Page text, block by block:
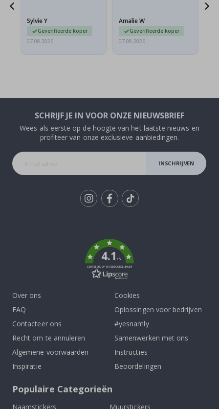
beetje…
Sylvie Y
Geverifieerde koper
07.08.2026
Amalie W
Geverifieerde koper
07.08.2026
SCHRIJF JE IN VOOR ONZE NIEUWSBRIEF
Wees als eerste op de hoogte van het laatste nieuws en
profiteer van onze exclusieve aanbiedingen.
INSCHRIJVEN
4.1/5
GEBASEERD OP 1032 BEOORDELINGEN
Over ons
FAQ
Contacteer ons
Recht om te annuleren
Algemene voorwaarden
Inspiratie
Cookies
Oplossingen voor bedrijven
#yesnamly
Samenwerken met ons
Instructies
Beoordelingen
Populaire Categorieën
Naamstickers
Muurstickers